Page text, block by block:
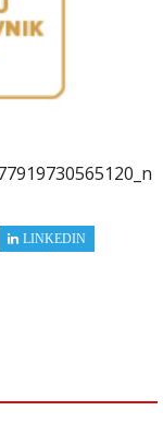
LINKEDIN